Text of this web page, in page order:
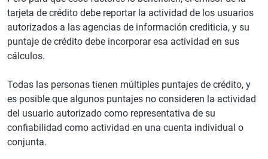
tarjeta de crédito debe reportar la actividad de los usuarios
autorizados a las agencias de información crediticia, y su
puntaje de crédito debe incorporar esa actividad en sus
cálculos.
Todas las personas tienen múltiples puntajes de crédito, y
es posible que algunos puntajes no consideren la actividad
del usuario autorizado como representativa de su
confiabilidad como actividad en una cuenta individual o
conjunta.